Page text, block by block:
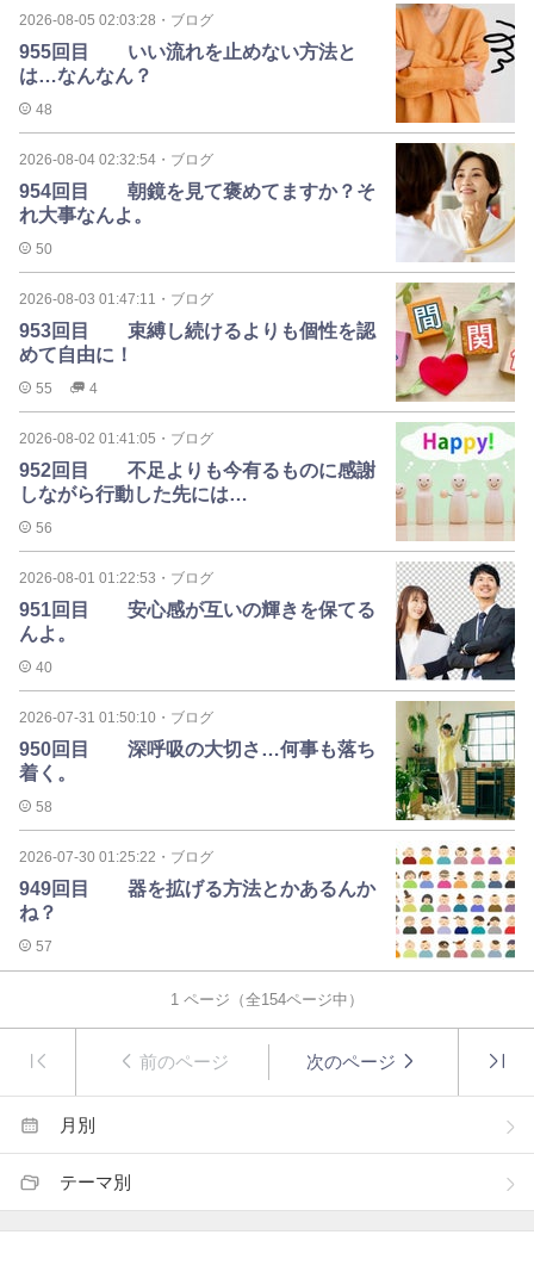
2026-08-05 02:03:28 ・ ブログ
955回目 いい流れを止めない方法と
は…なんなん？
48
2026-08-04 02:32:54 ・ ブログ
954回目 朝鏡を見て褒めてますか？そ
れ大事なんよ。
50
2026-08-03 01:47:11 ・ ブログ
953回目 束縛し続けるよりも個性を認
めて自由に！
55 4
2026-08-02 01:41:05 ・ ブログ
952回目 不足よりも今有るものに感謝
しながら行動した先には…
56
2026-08-01 01:22:53 ・ ブログ
951回目 安心感が互いの輝きを保てる
んよ。
40
2026-07-31 01:50:10 ・ ブログ
950回目 深呼吸の大切さ…何事も落ち
着く。
58
2026-07-30 01:25:22 ・ ブログ
949回目 器を拡げる方法とかあるんか
ね？
57
1 ページ（全154ページ中）
前のページ 次のページ
月別
テーマ別